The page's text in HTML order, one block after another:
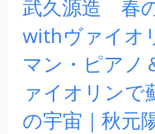
武久源造 春
withヴァイオ
マン・ピアノ
ァイオリンで
の宇宙｜秋元